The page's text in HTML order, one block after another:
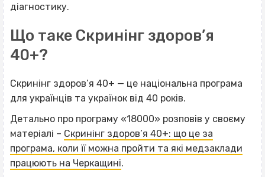
діагностику.
Що таке Скринінг здоров’я
40+?
Скринінг здоров’я 40+ — це національна програма
для українців та українок від 40 років.
Детально про програму «18000» розповів у своєму
матеріалі – Скринінг здоров’я 40+: що це за
програма, коли її можна пройти та які медзаклади
працюють на Черкащині.